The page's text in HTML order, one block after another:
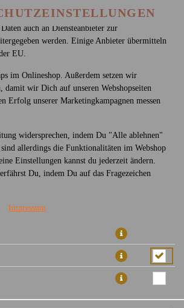
EIERREIS
unseres Webshops auch alles funktioniert. Je
auch an Diensteanbieter zur
werden. Einige Anbieter übermitteln
EU.
im Onlineshop. Außerdem setzen wir
damit wir Dich auf unseren Webshopseiten
Erfolg unserer Marketingkampagnen messen
widersprechen, indem Du "Alle ablehnen"
allerdings die Funktionalitäten im Webshop
Einstellungen kannst du jederzeit ändern.
Du, indem Du auf das Fragezeichen
Impressum